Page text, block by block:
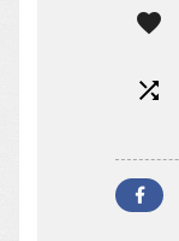

